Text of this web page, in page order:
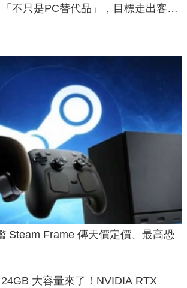
「不只是PC替代品」，目標走出客
Steam Frame 傳天價定價、最高恐
24GB 大容量來了！NVIDIA RTX